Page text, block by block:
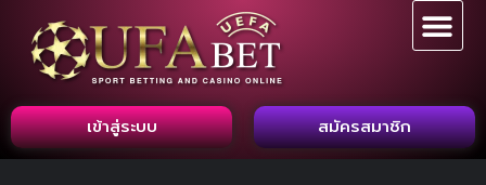
เข้าสู่ระบบ สมัครสมาชิก